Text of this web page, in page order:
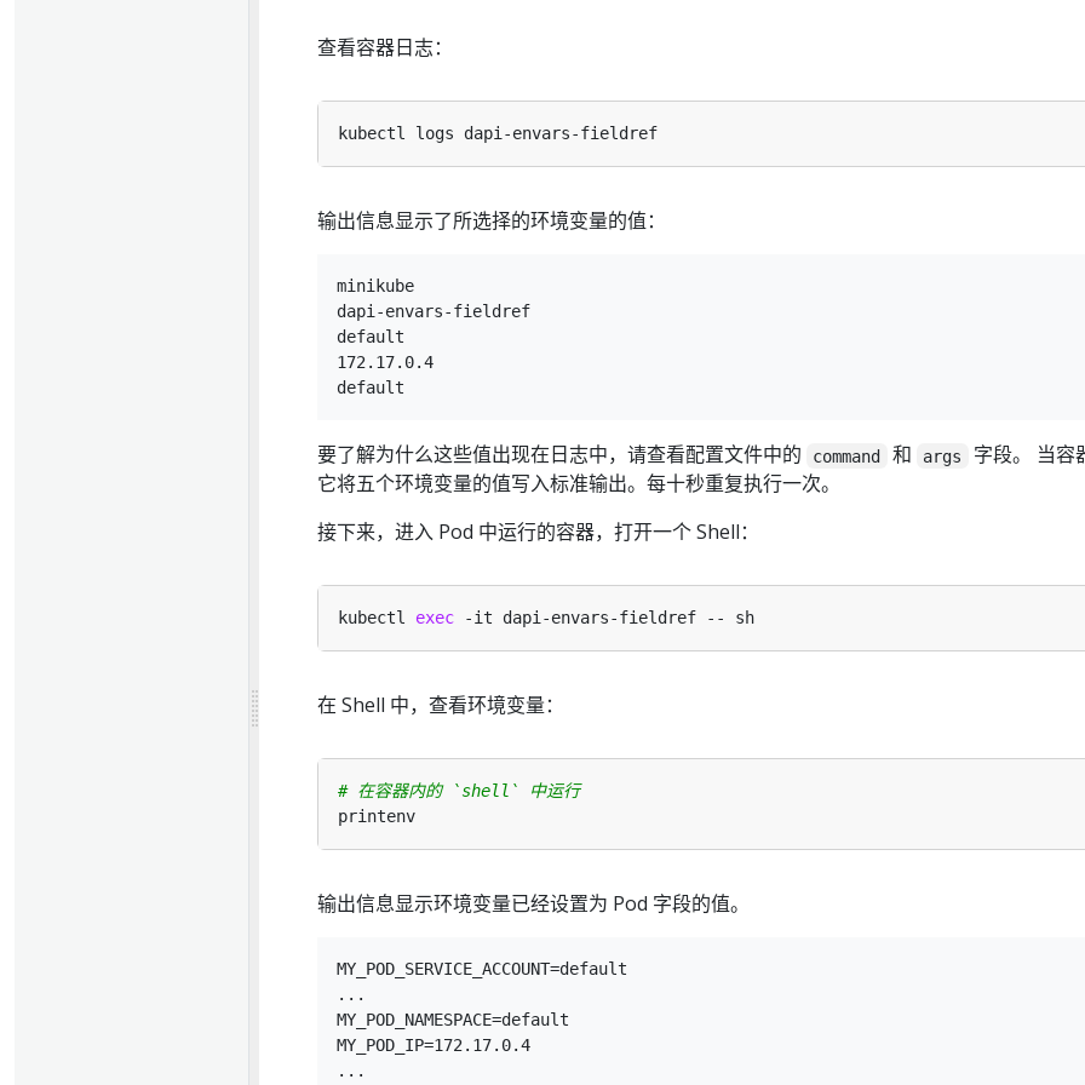
查看容器日志：
输出信息显示了所选择的环境变量的值：
minikube
dapi-envars-fieldref
default
172.17.0.4
要了解为什么这些值出现在日志中，请查看配置文件中的 command 和 args
字段。 当容
它将五个环境变量的值写入标准输出。每十秒重复执行一次。
接下来，进入 Pod 中运行的容器，打开一个 Shell：
kubectl exec
在 Shell 中，查看环境变量：
# 在容器内的 `shell` 中运行
输出信息显示环境变量已经设置为 Pod 字段的值。
MY_POD_SERVICE_ACCOUNT=default
...
MY_POD_NAMESPACE=default
MY_POD_IP=172.17.0.4
...